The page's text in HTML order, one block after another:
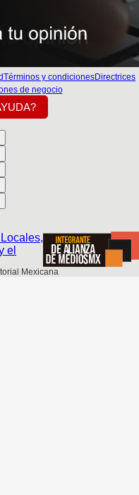
Términos y condicionesDirectrices
de negocio
Mexicana